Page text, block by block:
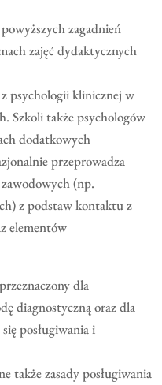
zagadnień
zajęć dydaktycznych
psychologii klinicznej w
Szkoli także psychologów
dodatkowych
przeprowadza
(np.
z podstaw kontaktu z
elementów
dla
diagnostyczną oraz dla
posługiwania i
także zasady posługiwania